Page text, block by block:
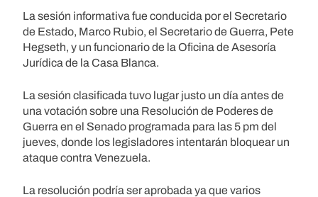
La sesión informativa fue conducida por el Secretario
de Estado, Marco Rubio, el Secretario de Guerra, Pete
Hegseth, y un funcionario de la Oficina de Asesoría
Jurídica de la Casa Blanca.
La sesión clasificada tuvo lugar justo un día antes de
una votación sobre una Resolución de Poderes de
Guerra en el Senado programada para las 5 pm del
jueves, donde los legisladores intentarán bloquear un
ataque contra Venezuela.
La resolución podría ser aprobada ya que varios